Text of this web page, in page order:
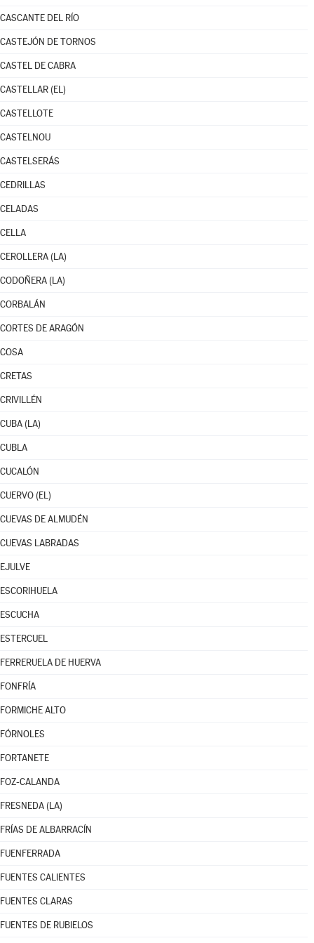
CASCANTE DEL RÍO
CASTEJÓN DE TORNOS
CASTEL DE CABRA
CASTELLAR (EL)
CASTELLOTE
CASTELNOU
CASTELSERÁS
CEDRILLAS
CELADAS
CELLA
CEROLLERA (LA)
CODOÑERA (LA)
CORBALÁN
CORTES DE ARAGÓN
COSA
CRETAS
CRIVILLÉN
CUBA (LA)
CUBLA
CUCALÓN
CUERVO (EL)
CUEVAS DE ALMUDÉN
CUEVAS LABRADAS
EJULVE
ESCORIHUELA
ESCUCHA
ESTERCUEL
FERRERUELA DE HUERVA
FONFRÍA
FORMICHE ALTO
FÓRNOLES
FORTANETE
FOZ-CALANDA
FRESNEDA (LA)
FRÍAS DE ALBARRACÍN
FUENFERRADA
FUENTES CALIENTES
FUENTES CLARAS
FUENTES DE RUBIELOS